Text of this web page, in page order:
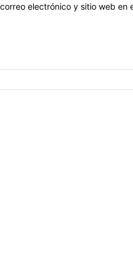
electrónico y sitio web